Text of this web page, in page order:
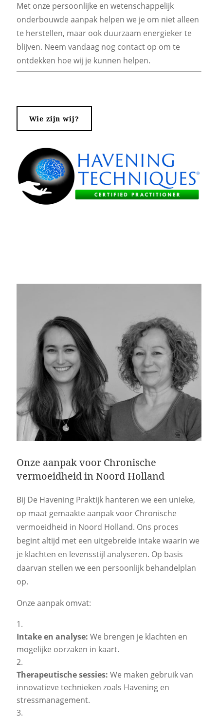
Met onze persoonlijke en wetenschappelijk
onderbouwde aanpak helpen we je om niet alleen
te herstellen, maar ook duurzaam energieker te
blijven. Neem vandaag nog contact op om te
ontdekken hoe wij je kunnen helpen.
Wie zijn wij?
Onze aanpak voor Chronische
vermoeidheid in Noord Holland
Bij De Havening Praktijk hanteren we een unieke,
op maat gemaakte aanpak voor Chronische
vermoeidheid in Noord Holland. Ons proces
begint altijd met een uitgebreide intake waarin we
je klachten en levensstijl analyseren. Op basis
daarvan stellen we een persoonlijk behandelplan
op.
Onze aanpak omvat:
Intake en analyse: We brengen je klachten en
mogelijke oorzaken in kaart.
Therapeutische sessies: We maken gebruik van
innovatieve technieken zoals Havening en
stressmanagement.